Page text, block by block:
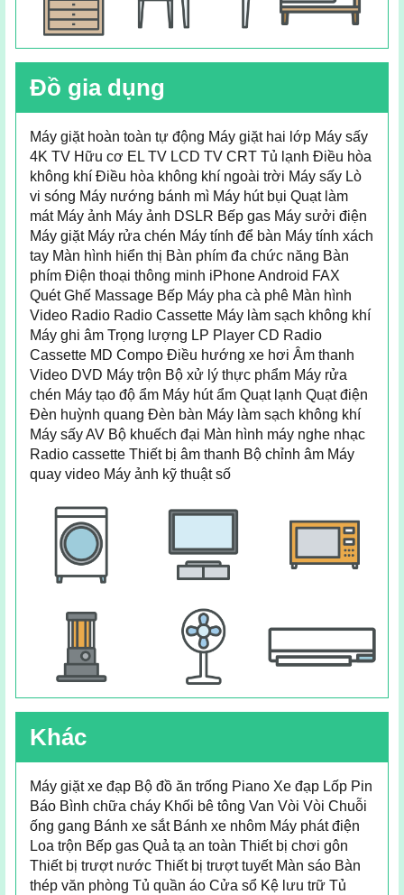
Đồ gia dụng
Máy giặt hoàn toàn tự động Máy giặt hai lớp Máy sấy
4K TV Hữu cơ EL TV LCD TV CRT Tủ lạnh Điều hòa
không khí Điều hòa không khí ngoài trời Máy sấy Lò
vi sóng Máy nướng bánh mì Máy hút bụi Quạt làm
mát Máy ảnh Máy ảnh DSLR Bếp gas Máy sưởi điện
Máy giặt Máy rửa chén Máy tính để bàn Máy tính xách
tay Màn hình hiển thị Bàn phím đa chức năng Bàn
phím Điện thoại thông minh iPhone Android FAX
Quét Ghế Massage Bếp Máy pha cà phê Màn hình
Video Radio Radio Cassette Máy làm sạch không khí
Máy ghi âm Trọng lượng LP Player CD Radio
Cassette MD Compo Điều hướng xe hơi Âm thanh
Video DVD Máy trộn Bộ xử lý thực phẩm Máy rửa
chén Máy tạo độ ẩm Máy hút ẩm Quạt lạnh Quạt điện
Đèn huỳnh quang Đèn bàn Máy làm sạch không khí
Máy sấy AV Bộ khuếch đại Màn hình máy nghe nhạc
Radio cassette Thiết bị âm thanh Bộ chỉnh âm Máy
quay video Máy ảnh kỹ thuật số
Khác
Máy giặt xe đạp Bộ đồ ăn trống Piano Xe đạp Lốp Pin
Báo Bình chữa cháy Khối bê tông Van Vòi Vòi Chuỗi
ống gang Bánh xe sắt Bánh xe nhôm Máy phát điện
Loa trộn Bếp gas Quả tạ an toàn Thiết bị chơi gôn
Thiết bị trượt nước Thiết bị trượt tuyết Màn sáo Bàn
thép văn phòng Tủ quần áo Cửa sổ Kệ lưu trữ Tủ